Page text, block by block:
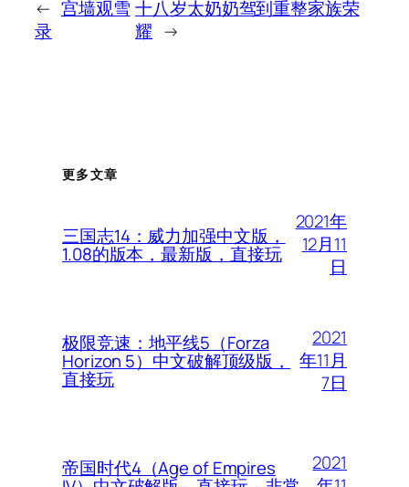
← 宫墙观雪
录
十八岁太奶奶驾到重整家族荣
耀 →
更多文章
三国志14：威力加强中文版，
1.08的版本，最新版，直接玩
2021年
12月11
日
极限竞速：地平线5（Forza
Horizon 5）中文破解顶级版，
直接玩
2021
年11月
7日
帝国时代4（Age of Empires
2021